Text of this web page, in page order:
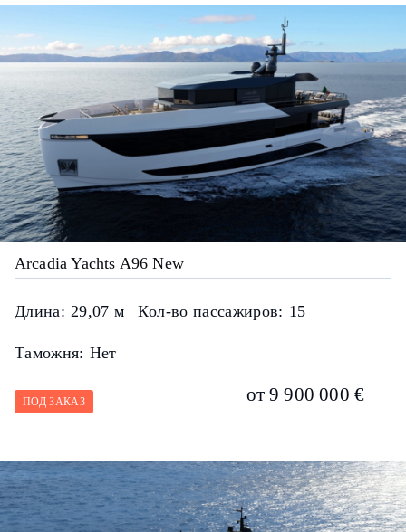
Arcadia Yachts A96 New
Длина: 29,07 м Кол-во пассажиров: 15
Таможня: Нет
ПОД ЗАКАЗ от 9 900 000 €